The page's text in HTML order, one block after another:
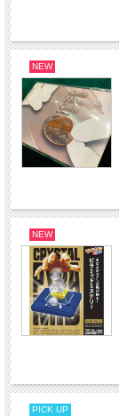
NEW
NEW
PICK UP